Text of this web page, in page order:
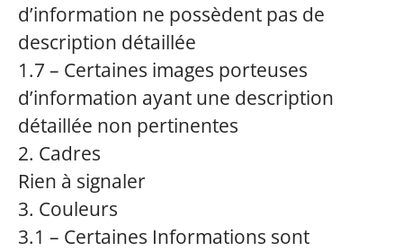
d’information ne possèdent pas de
description détaillée
1.7 – Certaines images porteuses
d’information ayant une description
détaillée non pertinentes
2. Cadres
Rien à signaler
3. Couleurs
3.1 – Certaines Informations sont